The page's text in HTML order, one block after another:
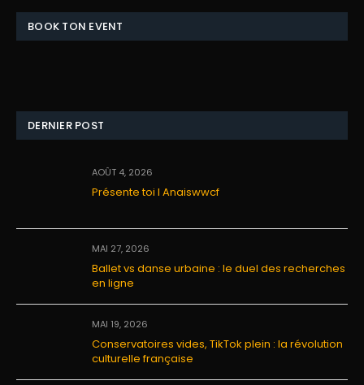
BOOK TON EVENT
DERNIER POST
AOÛT 4, 2026
Présente toi I Anaiswwcf
MAI 27, 2026
Ballet vs danse urbaine : le duel des recherches
en ligne
MAI 19, 2026
Conservatoires vides, TikTok plein : la révolution
culturelle française